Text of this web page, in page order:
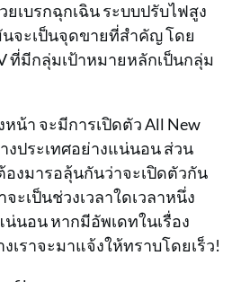
ยเบรกฉุกเฉิน ระบบปรับไฟสูง
จะเป็นจุดขายที่สำคัญ โดย
ที่มีกลุ่มเป้าหมายหลักเป็นกลุ่ม
น้า จะมีการเปิดตัว All New
งประเทศอย่างแน่นอน ส่วน
องมารอลุ้นกันว่าจะเปิดตัวกัน
ะเป็นช่วงเวลาใดเวลาหนึ่ง
น่นอน หากมีอัพเดทในเรื่อง
เราจะมาแจ้งให้ทราบโดยเร็ว!